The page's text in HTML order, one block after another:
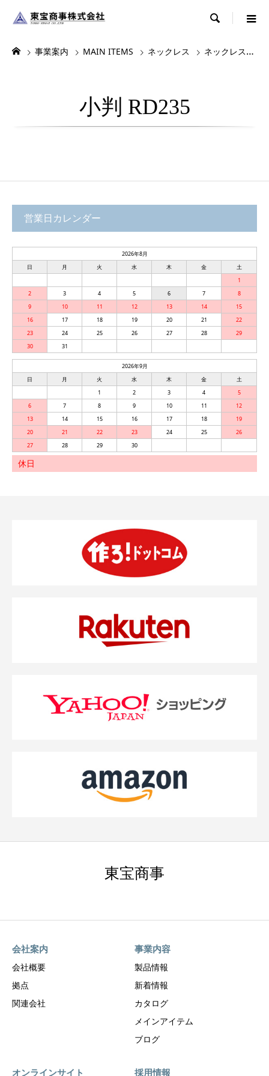

事業案内 MAIN ITEMS ネックレス ネックレス・チョーカー
小判 RD235
営業日カレンダー
2026年8月
日
月 火 水 木 金
土
1
2
3 4 5 6 7
8
9
10 11 12 13 14
15
16
17 18 19 20 21
22
23
24 25 26 27 28
29
30
31
2026年9月
日
月 火 水 木 金
土
1
2 3 4
5
6
7 8 9 10 11
12
13
14 15 16 17 18
19
20
21 22 23 24 25
26
27
28 29 30
休日
東宝商事
会社案内
会社概要
拠点
関連会社
事業内容
製品情報
新着情報
カタログ
メインアイテム
ブログ
オンラインサイト 採用情報